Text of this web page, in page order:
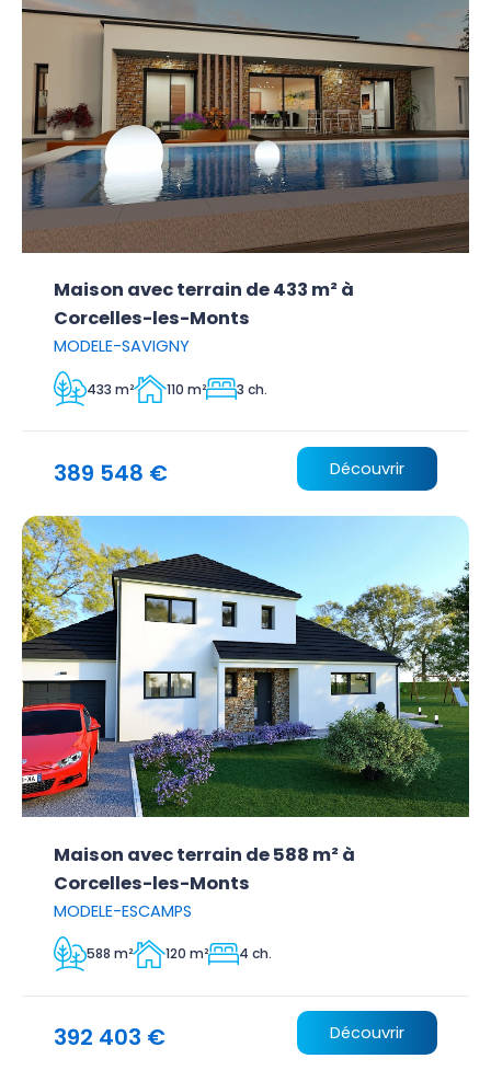
Maison avec terrain de 433 m² à
Corcelles-les-Monts
MODELE-SAVIGNY
433 m² 110 m² 3 ch.
389 548 € Découvrir
Maison avec terrain de 588 m² à
Corcelles-les-Monts
MODELE-ESCAMPS
588 m² 120 m² 4 ch.
392 403 € Découvrir